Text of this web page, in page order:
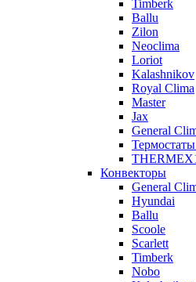
Timberk
Ballu
Zilon
Neoclima
Loriot
Kalashnikov
Royal Clima
Master
Jax
General
Конвекторы
General
Hyundai
Ballu
Scoole
Scarlett
Timberk
Nobo